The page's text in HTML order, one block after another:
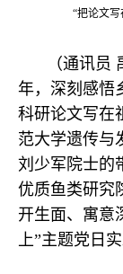
“把论文
（通讯员
年，深刻感悟
科研论文写在
范大学遗传与
刘少军院士的
优质鱼类研究
开生面、寓意
上”主题党日